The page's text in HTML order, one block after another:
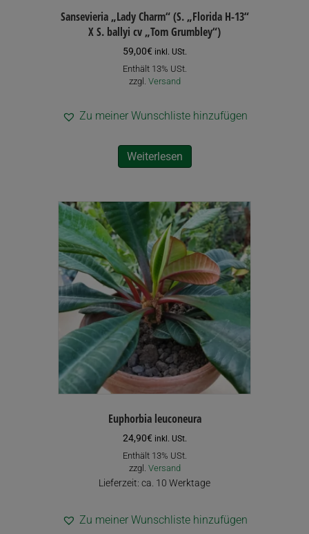
Sansevieria „Lady Charm“ (S. „Florida H-13“
X S. ballyi cv „Tom Grumbley“)
59,00€ inkl. USt.
Enthält 13% USt.
zzgl. Versand
Zu meiner Wunschliste hinzufügen
Weiterlesen
Euphorbia leuconeura
24,90€ inkl. USt.
Enthält 13% USt.
zzgl. Versand
Lieferzeit: ca. 10 Werktage
Zu meiner Wunschliste hinzufügen